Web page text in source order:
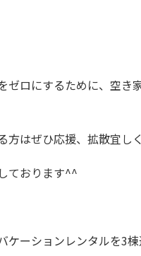
ゼロにするために、空き
はぜひ応援、拡散宜し
ております^^
ケーションレンタルを3